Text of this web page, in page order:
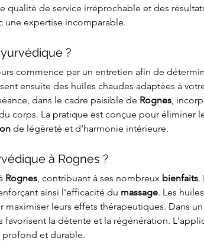
de service irréprochable et des
une expertise incomparable.
?
commence par un entretien afin de
ensuite des huiles chaudes adaptées à
dans le cadre paisible de Rognes,
corps. La pratique est conçue pour éliminer
de légèreté et d'harmonie intérieure.
à Rognes ?
Rognes, contribuant à ses nombreux bienfaits.
ainsi l'efficacité du massage. Les
leurs effets thérapeutiques. Dans
la détente et la régénération.
profond et durable.